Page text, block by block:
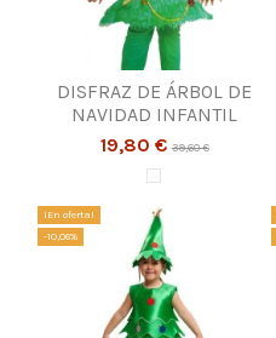
DISFRAZ DE ÁRBOL DE
NAVIDAD INFANTIL
19,80 €39,60 €
¡En oferta!
-10,06%